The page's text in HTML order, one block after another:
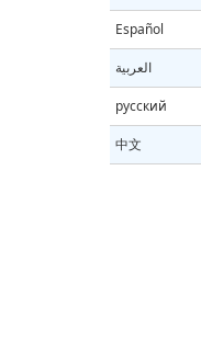
Español
العربية
русский
中文